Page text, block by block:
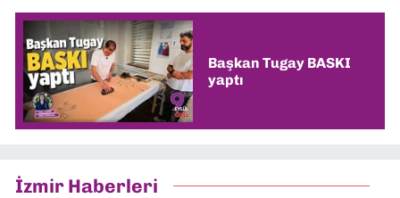
Başkan Tugay BASKI
yaptı
İzmir Haberleri